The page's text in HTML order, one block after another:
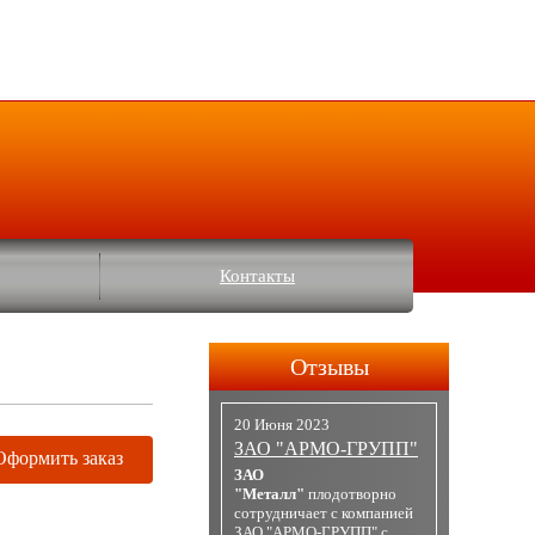
Контакты
заказ
Отзывы
20 Июня 2023
ЗАО "АРМО-ГРУПП"
ЗАО
"Металл" плодотворно
сотрудничает с компанией